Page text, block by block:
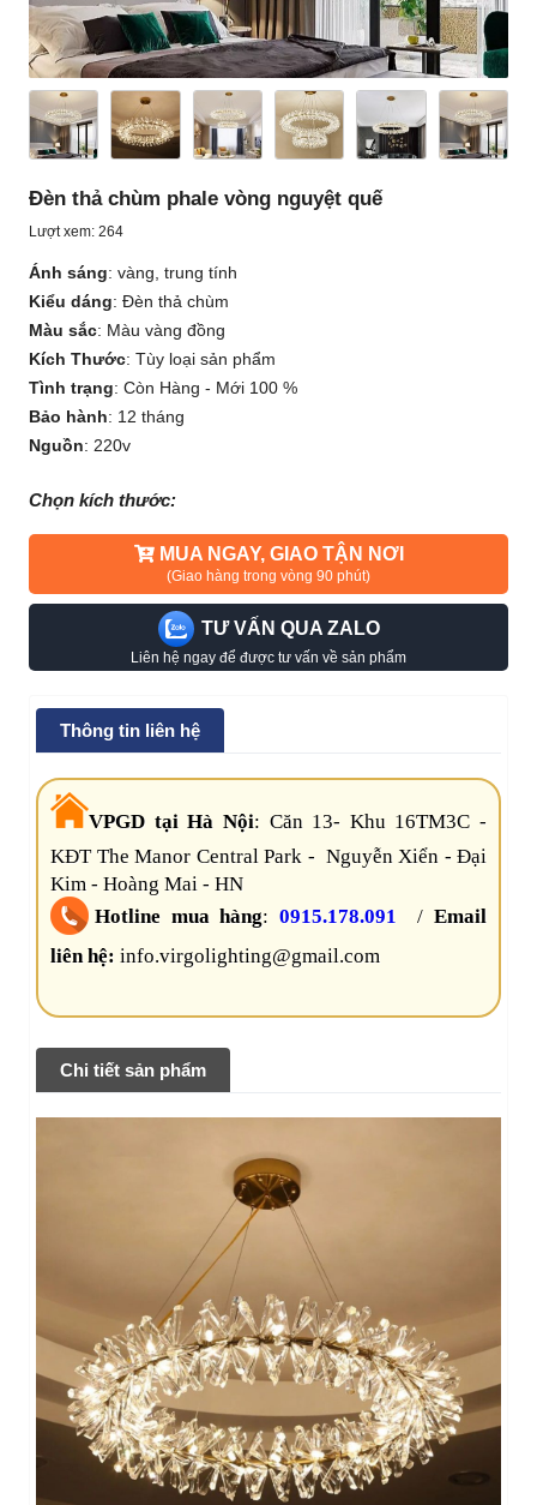
Đèn thả chùm phale vòng nguyệt quế
Lượt xem: 264
Ánh sáng: vàng, trung tính
Kiểu dáng: Đèn thả chùm
Màu sắc: Màu vàng đồng
Kích Thước: Tùy loại sản phẩm
Tình trạng: Còn Hàng - Mới 100 %
Bảo hành: 12 tháng
Nguồn: 220v
Chọn kích thước:
MUA NGAY, GIAO TẬN NƠI
(Giao hàng trong vòng 90 phút)
TƯ VẤN QUA ZALO
Liên hệ ngay để được tư vấn về sản phẩm
Thông tin liên hệ
VPGD tại Hà Nội: Căn 13- Khu 16TM3C -
KĐT The Manor Central Park - Nguyễn Xiển - Đại
Kim - Hoàng Mai - HN
Hotline mua hàng:0915.178.091 /Email
liên hệ: info.virgolighting@gmail.com
Chi tiết sản phẩm